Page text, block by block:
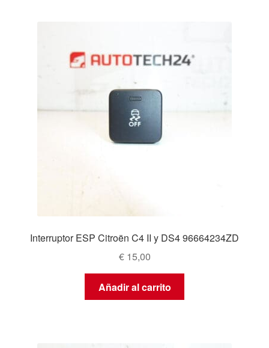
Interruptor ESP Citroën C4 II y DS4 96664234ZD
€15,00
Añadir al carrito